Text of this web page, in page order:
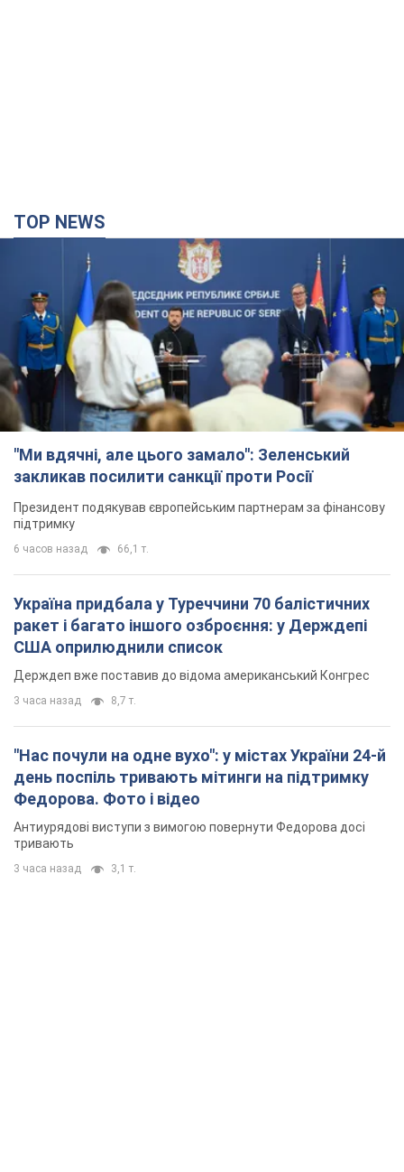
TOP NEWS
"Ми вдячні, але цього замало": Зеленський
закликав посилити санкції проти Росії
Президент подякував європейським партнерам за фінансову
підтримку
6 часов назад 66,1 т.
Україна придбала у Туреччини 70 балістичних
ракет і багато іншого озброєння: у Держдепі
США оприлюднили список
Держдеп вже поставив до відома американський Конгрес
3 часа назад 8,7 т.
"Нас почули на одне вухо": у містах України 24-й
день поспіль тривають мітинги на підтримку
Федорова. Фото і відео
Антиурядові виступи з вимогою повернути Федорова досі
тривають
3 часа назад 3,1 т.